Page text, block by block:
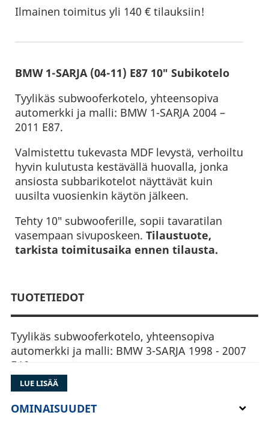
Ilmainen toimitus yli 140 € tilauksiin!
BMW 1-SARJA (04-11) E87 10″ Subikotelo
Tyylikäs subwooferkotelo, yhteensopiva
automerkki ja malli: BMW 1-SARJA 2004 –
2011 E87.
Valmistettu tukevasta MDF levystä, verhoiltu
hyvin kulutusta kestävällä huovalla, jonka
ansiosta subbarikotelot näyttävät kuin
uusilta vuosienkin käytön jälkeen.
Tehty 10″ subwooferille, sopii tavaratilan
vasempaan sivuposkeen.Tilaustuote,
tarkista toimitusaika ennen tilausta.
TUOTETIEDOT
Tyylikäs subwooferkotelo, yhteensopiva
automerkki ja malli: BMW 3-SARJA 1998 - 2007
E46.
Valmistettu tukevasta MDF levystä, verhoiltu
hyvin kulutusta kestävällä huovalla, jonka
LUE LISÄÄ
OMINAISUUDET